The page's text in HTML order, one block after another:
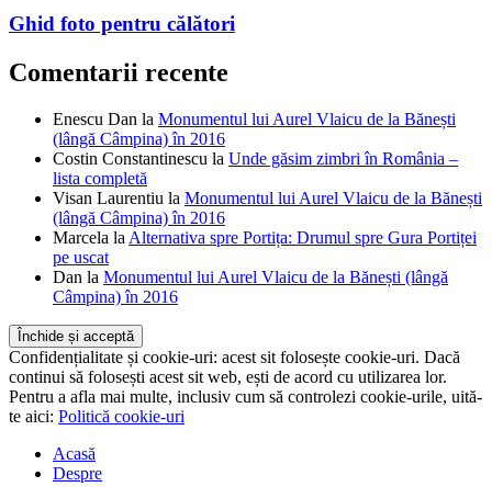
Ghid foto pentru călători
Comentarii recente
Enescu Dan la Monumentul lui Aurel Vlaicu de la Bănești
(lângă Câmpina) în 2016
Costin Constantinescu la Unde găsim zimbri în România –
lista completă
Visan Laurentiu la Monumentul lui Aurel Vlaicu de la Bănești
(lângă Câmpina) în 2016
Marcela la Alternativa spre Portița: Drumul spre Gura Portiței
pe uscat
Dan la Monumentul lui Aurel Vlaicu de la Bănești (lângă
Câmpina) în 2016
Confidențialitate și cookie-uri: acest sit folosește cookie-uri. Dacă
continui să folosești acest sit web, ești de acord cu utilizarea lor.
Pentru a afla mai multe, inclusiv cum să controlezi cookie-urile, uită-
te aici: Politică cookie-uri
Acasă
Despre